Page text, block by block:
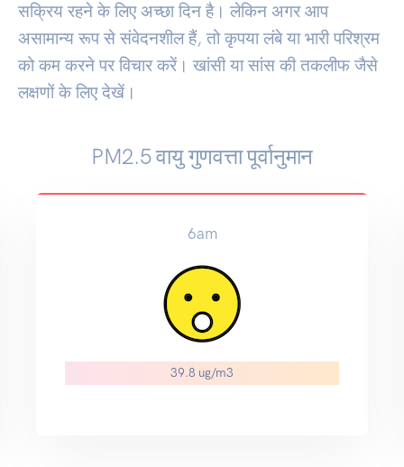
सक्रिय रहने के लिए अच्छा दिन है। लेकिन अगर आप
असामान्य रूप से संवेदनशील हैं, तो कृपया लंबे या भारी परिश्रम
को कम करने पर विचार करें। खांसी या सांस की तकलीफ जैसे
लक्षणों के लिए देखें।
PM2.5 वायु गुणवत्ता पूर्वानुमान
6am
39.8 ug/m3